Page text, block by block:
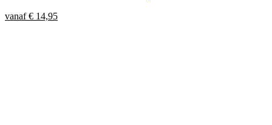
vanaf€ 14,95